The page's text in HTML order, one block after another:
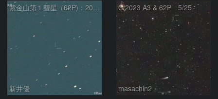
紫金山第１彗星（62P)：2024/06/05
新井優
C/2023 A3 & 62P 5/25
masachin2